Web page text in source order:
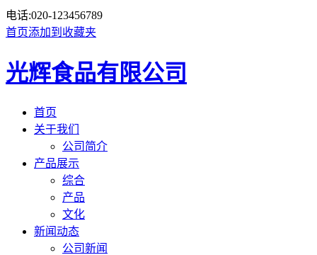
电话:020-123456789
首页添加到收藏夹
光辉食品有限公司
首页
关于我们
公司简介
产品展示
综合
产品
文化
新闻动态
公司新闻